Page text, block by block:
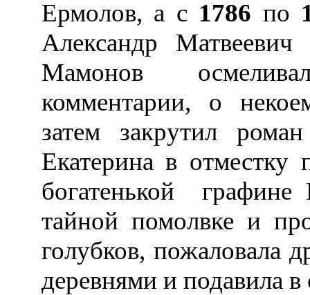
Ермолов, а с 1786 по
Александр
Мамонов
комментарии, о
затем закрутил
Екатерина в
богатенькой
тайной помолвке и
голубков, пожаловала
деревнями и подавила в